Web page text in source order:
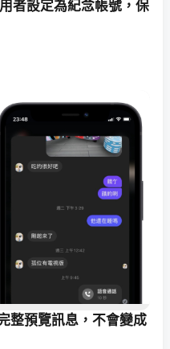
者設定為紀念帳號，保
整預覽訊息，不會變成